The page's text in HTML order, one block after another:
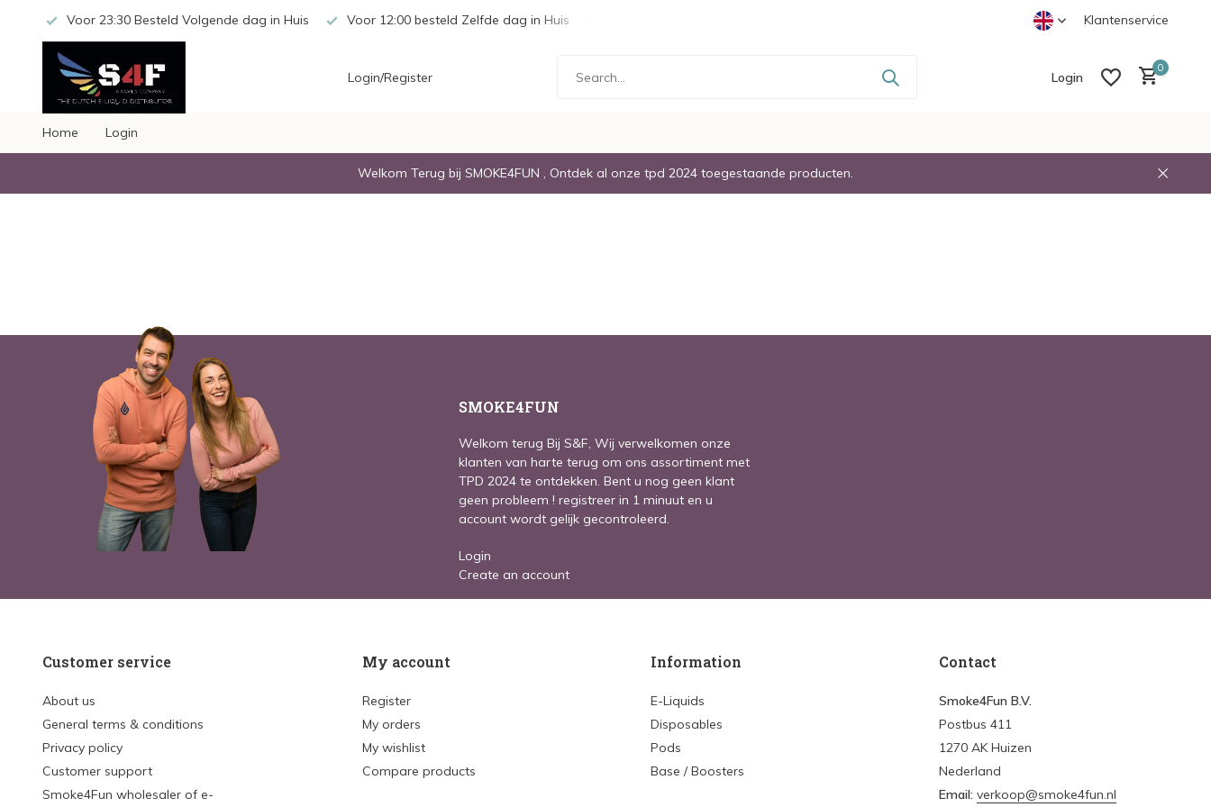
Voor 23:30 Besteld Volgende dag in Huis Voor 12:00 besteld Zelfde dag in Huis Voor 23:30 Besteld Volgende dag in HuisKlantenservice
Login/Register Login
0
Home Login
Welkom Terug bij SMOKE4FUN , Ontdek al onze tpd 2024 toegestaande producten.
SMOKE4FUN
Welkom terug Bij S&F, Wij verwelkomen onze
klanten van harte terug om ons assortiment met
TPD 2024 te ontdekken. Bent u nog geen klant
geen probleem ! registreer in 1 minuut en u
account wordt gelijk gecontroleerd.
Login
Create an account
Customer service
About us
General terms & conditions
Privacy policy
Customer support
Smoke4Fun wholesaler of e-
My account
Register
My orders
My wishlist
Compare products
Information
E-Liquids
Disposables
Pods
Base / Boosters
Contact
Smoke4Fun B.V.
Postbus 411
1270 AK Huizen
Nederland
Email: verkoop@smoke4fun.nl